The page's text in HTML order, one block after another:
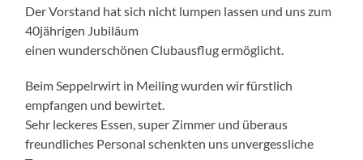
Der Vorstand hat sich nicht lumpen lassen und uns zum
40jährigen Jubiläum
einen wunderschönen Clubausflug ermöglicht.
Beim Seppelrwirt in Meiling wurden wir fürstlich
empfangen und bewirtet.
Sehr leckeres Essen, super Zimmer und überaus
freundliches Personal schenkten uns unvergessliche